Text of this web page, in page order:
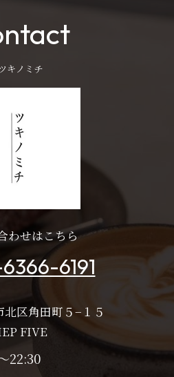
ツキノミチ
わせはこちら
6191
区角田町５−１５
FIVE
22:30